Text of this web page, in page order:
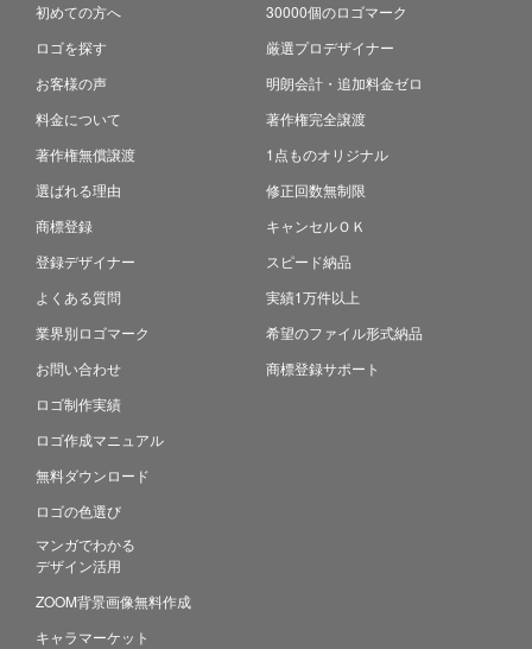
初めての方へ
ロゴを探す
お客様の声
料金について
著作権無償譲渡
選ばれる理由
商標登録
登録デザイナー
よくある質問
業界別ロゴマーク
お問い合わせ
ロゴ制作実績
ロゴ作成マニュアル
無料ダウンロード
ロゴの色選び
マンガでわかる
デザイン活用
ZOOM背景画像無料作成
キャラマーケット
30000個のロゴマーク
厳選プロデザイナー
明朗会計・追加料金ゼロ
著作権完全譲渡
1点ものオリジナル
修正回数無制限
キャンセルＯＫ
スピード納品
実績1万件以上
希望のファイル形式納品
商標登録サポート